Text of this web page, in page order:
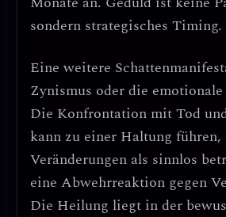
sondern strategisches Timing.
Eine weitere
Zynismus oder die
Die Konfrontation mit Tod
kann zu einer Haltung führen,
Veränderungen als sinnlos
eine Abwehrreaktion gegen
Die Heilung liegt in der